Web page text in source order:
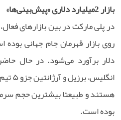
بازار 2‌میلیارد دلاری «پیش‌بینی‌ها»
در پلی مارکت در بین بازارهای
دلار برآورد می‌شود. در حال
هستند و طبیعتا بیشترین حجم
بوده است.